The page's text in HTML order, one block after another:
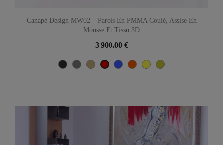
Canapé Design MW02 – Parois En PMMA Coulé, Assise En
Mousse Et Tissu 3D
3 900,00 €
Gris
Gris BeigeRougeBleu OrangeJauneOlive